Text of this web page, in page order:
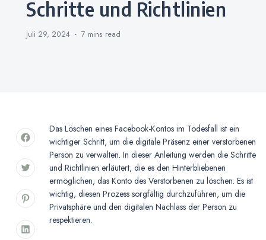
Schritte und Richtlinien
Juli 29, 2024 7 mins read
Das Löschen eines Facebook-Kontos im Todesfall ist ein
wichtiger Schritt, um die digitale Präsenz einer verstorbenen
Person zu verwalten. In dieser Anleitung werden die Schritte
und Richtlinien erläutert, die es den Hinterbliebenen
ermöglichen, das Konto des Verstorbenen zu löschen. Es ist
wichtig, diesen Prozess sorgfältig durchzuführen, um die
Privatsphäre und den digitalen Nachlass der Person zu
respektieren.